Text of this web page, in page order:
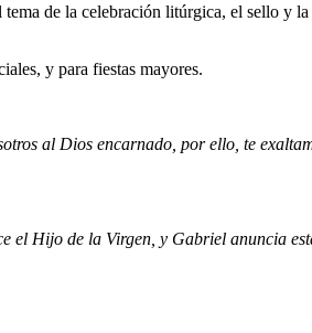
de la celebración litúrgica, el sello y
y para fiestas mayores.
al Dios encarnado, por ello, te
el Hijo de la Virgen, y Gabriel anuncia